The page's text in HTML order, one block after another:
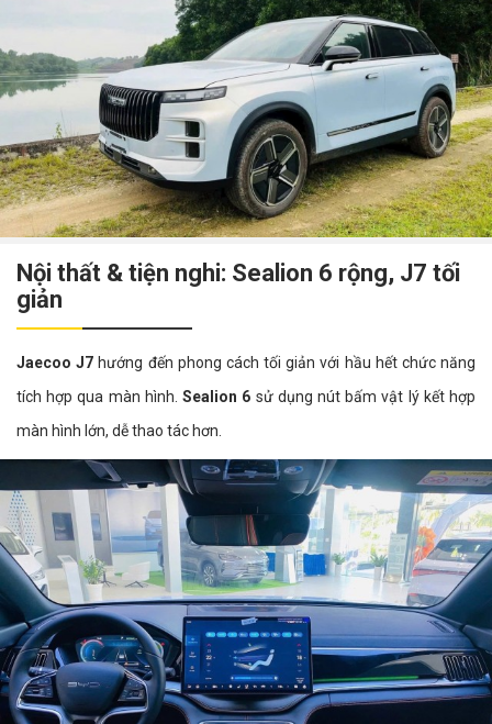
Nội thất & tiện nghi: Sealion 6 rộng, J7 tối
giản
Jaecoo J7 hướng đến phong cách tối giản với hầu hết chức năng
tích hợp qua màn hình.Sealion 6 sử dụng nút bấm vật lý kết hợp
màn hình lớn, dễ thao tác hơn.